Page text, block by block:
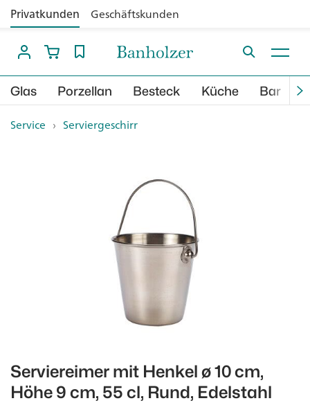
Privatkunden Geschäftskunden
Glas Porzellan Besteck Küche Bar
Service › Serviergeschirr
Serviereimer mit Henkel ø 10 cm,
Höhe 9 cm, 55 cl, Rund, Edelstahl